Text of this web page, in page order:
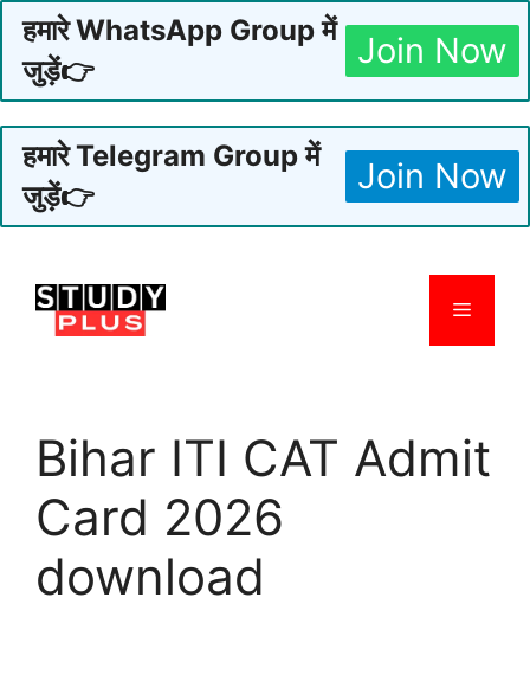
हमारे WhatsApp Group में
जुड़ें👉
Join Now
हमारे Telegram Group में
जुड़ें👉
Join Now
content
Menu
Bihar ITI CAT Admit
Card 2026
download